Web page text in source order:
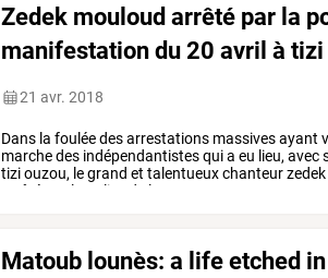
Zedek mouloud arrêté par la
manifestation du 20 avril à tizi
21 avr. 2018
Dans la fouléedesarrestations massivesayant
marchedes indépendantistesquia eu lieu, avec
tiziouzou, legrand et talentueuxchanteurzedek
arrêté
la police de la
Matoub lounès: a life etched